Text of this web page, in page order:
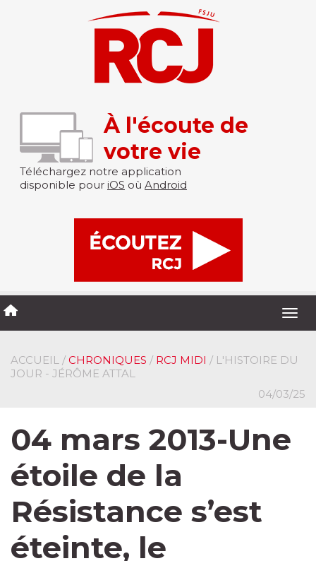
À l'écoute de
votre vie
Téléchargez notre application
disponible pour iOS où Android
ACCUEIL / CHRONIQUES / RCJ MIDI / L'HISTOIRE DU
JOUR - JÉRÔME ATTAL
04/03/25
04 mars 2013-Une
étoile de la
Résistance s’est
éteinte, le